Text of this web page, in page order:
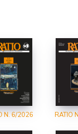
N. 6/2026 RATIO